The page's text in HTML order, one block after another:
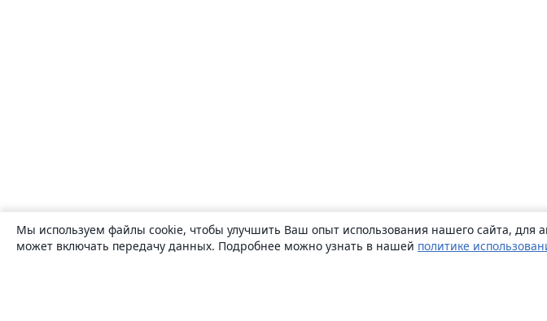
Мы используем файлы cookie, чтобы улучшить Ваш опыт использования нашего сайта, для
может включать передачу данных. Подробнее можно узнать в нашей политике